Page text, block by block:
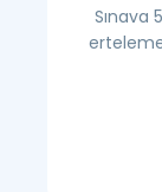
Sınava